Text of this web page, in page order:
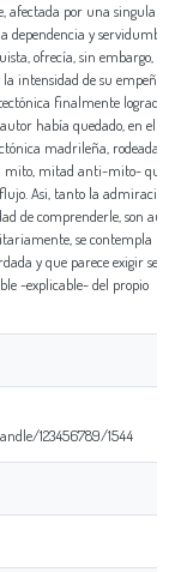
afectada por una singular
y servidumbre
ofrecía, sin embargo, la
intensidad de su empeño
finalmente lograda.
había quedado, en el
madrileña, rodeada
mitad anti-mito- que
Asi, tanto la admiración
de comprenderle, son aún
se contempla
y que parece exigir ser
-explicable- del propio
123456789/1544